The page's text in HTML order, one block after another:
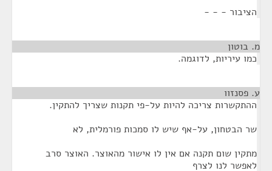
הציבור - - -
מ. בוטון
כמו עיריות, לדוגמה.
ע. פסנזוו
ההתקשרות צריכה להיות על-פי תקנות שצריך להתקין.
שר הבטחון, על-אף שיש לו סמכות פורמלית, לא
מתקין שום תקנה אם אין לו אישור מהאוצר. האוצר סרב
לאפשר לנו לצרף